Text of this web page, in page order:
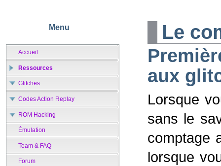
Menu
Accueil
Ressources
Glitches
Codes Action Replay
ROM Hacking
Émulation
Team & FAQ
Forum
Le
aux
Lorsque
sans le
comptage
lorsque